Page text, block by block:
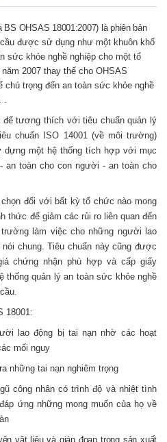
OHSAS 18001:2007) là phiên bản
được sử dụng như một khuôn khổ
sức khỏe nghề nghiệp cho một tổ
2007 thay thế cho OHSAS
chú trọng đến an toàn sức khỏe nghề
. .
tương thích với tiêu chuẩn quản lý
chuẩn ISO 14001 (về môi trường)
dựng một hệ thống tích hợp với mục
an toàn cho con người - an toàn cho
đối với bất kỳ tổ chức nào mong
thức để giảm các rủi ro liên quan đến
làm việc cho những người lao
chung. Tiêu chuẩn này cũng được
chứng nhận phù hợp và cấp giấy
thống quản lý an toàn sức khỏe nghề
18001:
lao động bị tai nạn nhờ các hoạt
mối nguy
những tai nạn nghiêm trọng
công nhân có trình độ và nhiệt tình
ứng những mong muốn của họ về
vật liệu và gián đoạn trong sản xuất